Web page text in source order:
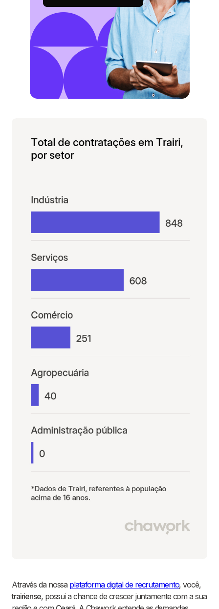
Através da nossa plataforma digital de recrutamento, você,
trairiense, possui a chance de crescer juntamente com a sua